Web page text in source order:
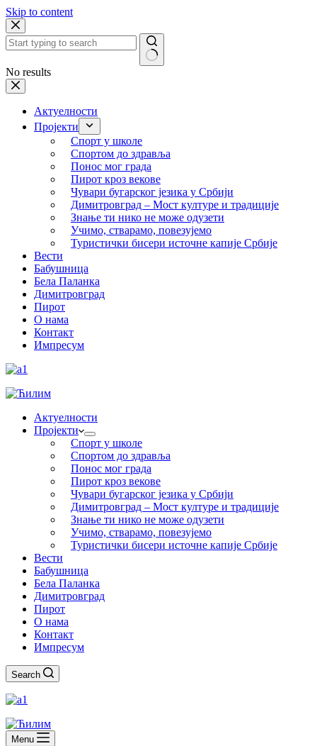
Skip to content
No results
Актуелности
Пројекти
Спорт у школе
Спортом до здравља
Понос мог града
Пирот кроз векове
Чувари бугарског језика у Србији
Димитровград – Мост културе и традиције
Знање ти нико не може одузети
Учимо, стварамо, повезујемо
Туристички бисери источне капије Србије
Вести
Бабушница
Бела Паланка
Димитровград
Пирот
О нама
Контакт
Импресум
Актуелности
Пројекти
Спорт у школе
Спортом до здравља
Понос мог града
Пирот кроз векове
Чувари бугарског језика у Србији
Димитровград – Мост културе и традиције
Знање ти нико не може одузети
Учимо, стварамо, повезујемо
Туристички бисери источне капије Србије
Вести
Бабушница
Бела Паланка
Димитровград
Пирот
О нама
Контакт
Импресум
Search
Menu